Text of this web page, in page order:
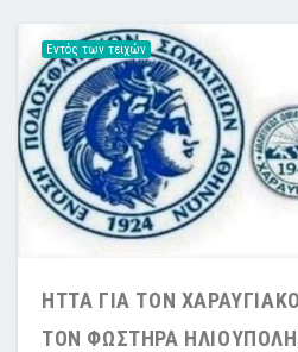
Εντός των τειχών
ΗΤΤΑ ΓΙΑ ΤΟΝ
ΤΟΝ ΦΩΣΤΗΡΑ